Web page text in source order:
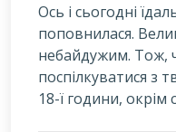
Ось і сьогодні
поповнилася.
небайдужим. Тож,
поспілкуватися з
18-ї години, окрім